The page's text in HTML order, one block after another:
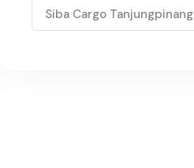
Siba Cargo Tanjungpinang